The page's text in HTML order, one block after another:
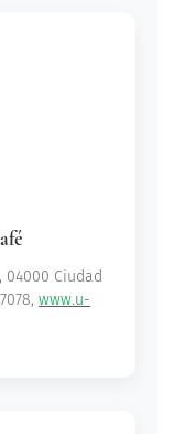
04000 Ciudad
www.u-